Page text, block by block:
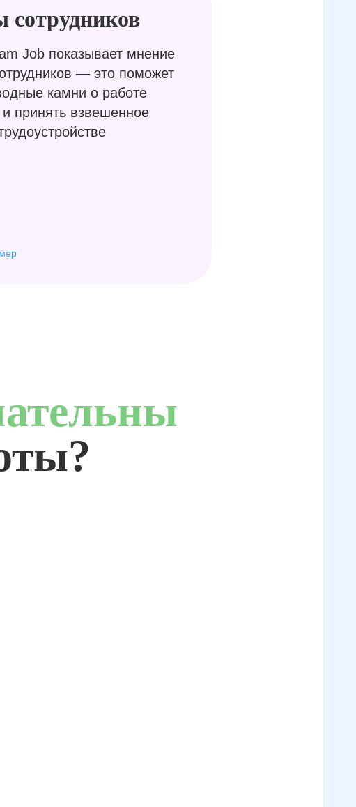
Job показывает мнение
— это поможет
камни о работе
принять взвешенное